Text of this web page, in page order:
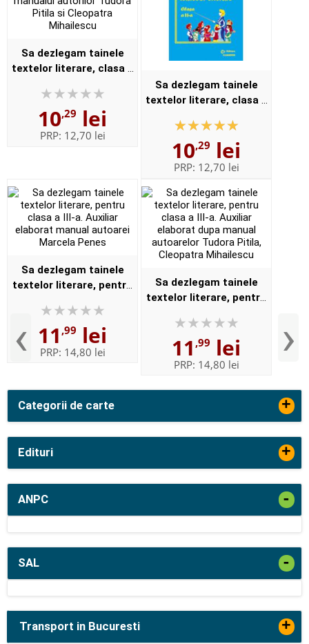
Categorii de carte +
Edituri +
ANPC -
SAL -
‹
Sa dezlegam tainele
textelor literare, clasa a
dupa manualul autorilor
Tudora Pitila si
Cleopatr...
10,29 lei
PRP: 12,70 lei
Sa dezlegam tainele
textelor literare, clasa a
dupa manualul autoarei
Marcela Penes
10,29 lei
PRP: 12,70 lei
Sa dezlegam tainele
textelor literare, pentru
elaborat manual autoarei
Marcela Penes
11 ,99 lei
PRP: 14,80 lei
Sa dezlegam tainele
textelor literare, pentru
elaborat dupa manual
autoarelor Tudora Pitila,
Cle...
11 ,99 lei
PRP: 14,80 lei ›
Transport in Bucuresti +